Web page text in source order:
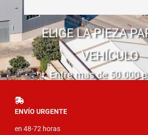
ELIGE LA PIEZA
VEHÍCULO
Entre mas de 50.000
ENVÍO URGENTE
en 48-72 horas